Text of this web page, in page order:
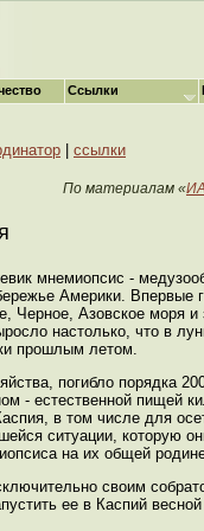
ссылки
По материалам «
мнемиопсис -
Америки. Впервые
Черное, Азовское моря и
настолько, что в
прошлым летом.
погибло порядка
- естественной пищей
в том числе для
ситуации, которую
на их общей
своим
ее в Каспий весной
Ссылки